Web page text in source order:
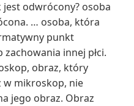
jest odwrócony? osoba
… osoba, która
punkt
innej płci.
obraz, który
w mikroskop, nie
jego obraz. Obraz